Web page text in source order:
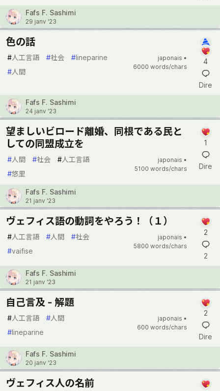
Fafs F. Sashimi
29 janv '23
色の話
#人工言語 #社会 #lineparine
#人間
japonais •
6000 words/chars
4
Dire
Fafs F. Sashimi
24 janv '23
望ましいビロード離婚、同根である民と
しての同盟成立を
#人間 #社会 #人工言語
#悠里
japonais •
5100 words/chars
1
Dire
Fafs F. Sashimi
21 janv '23
ヴェフィス語の動詞をやろう！（１）
#人工言語 #人間 #社会
#vaifise
japonais •
5800 words/chars
2
2
Fafs F. Sashimi
21 janv '23
自己言及 - 解題
#人工言語 #人間
#lineparine
japonais •
600 words/chars
2
Dire
Fafs F. Sashimi
20 janv '23
ヴェフィス人の名前